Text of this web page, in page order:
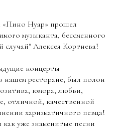
«Пино Нуар» прошел
музыканта, бессменного
Алексея Кортнева!
концерты
нашем ресторане, был полон
юмора, любви,
отличной, качественной
харизматичного певца!
уже знаменитые песни